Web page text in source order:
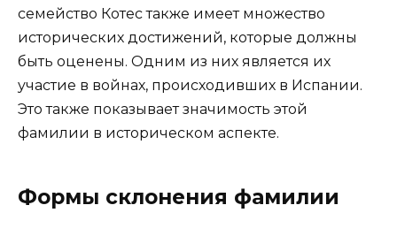
семейство Котес также имеет множество
исторических достижений, которые должны
быть оценены. Одним из них является их
участие в войнах, происходивших в Испании.
Это также показывает значимость этой
фамилии в историческом аспекте.
Формы склонения фамилии